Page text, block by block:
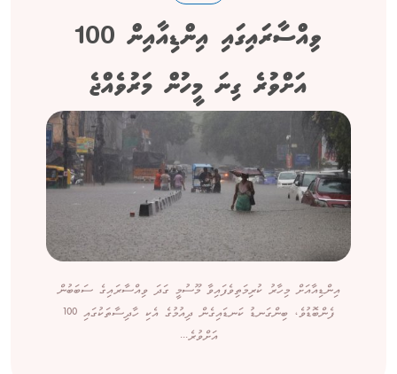
ވިއްސާރައިގައި އިންޑިއާއިން 100
އަށްވުރެ ގިނަ މީހުން މަރުވެއްޖެ
އިންޑިއާއަށް މިހާރު ކުރިމަތިވެފައިވާ މޫސުމީ ގަދަ ވިއްސާރައިގެ ސަބަބުން
ފެންބޮޑުވެ، ބިންގަނޑު ކަނޑައިގެން ދިއުމުގެ އެކި ހާދިސާތަކުގައި 100
އަށްވުރެ...